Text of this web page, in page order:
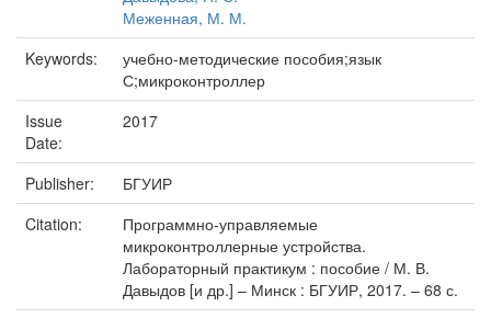
Меженная, М. М.
Keywords:
учебно-методические пособия;язык
С;микроконтроллер
Issue
Date:
2017
Publisher:
БГУИР
Citation:
Программно-управляемые
микроконтроллерные устройства.
Лабораторный практикум : пособие / М. В.
Давыдов [и др.] – Минск : БГУИР, 2017. – 68 с.